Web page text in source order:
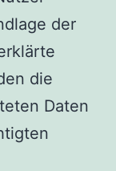
der
die
Daten